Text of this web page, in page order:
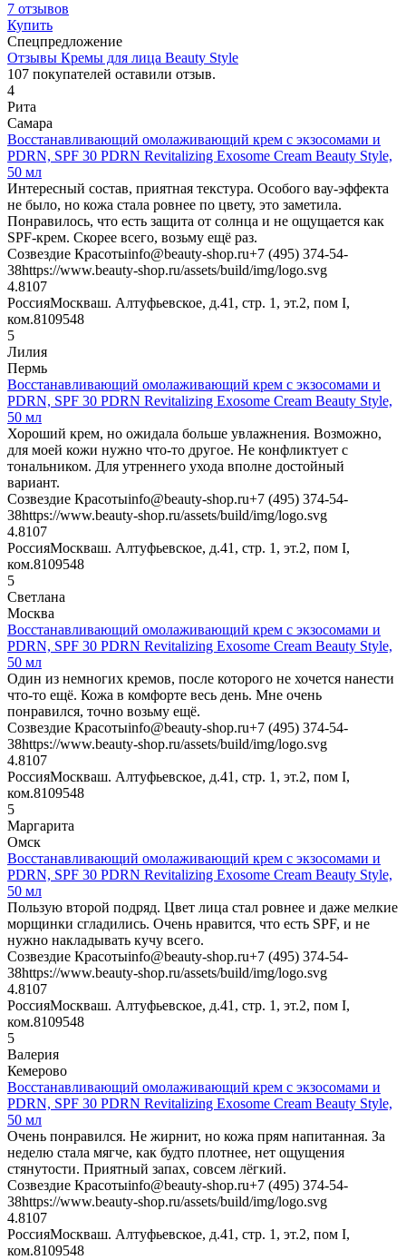
7 отзывов
Купить
Спецпредложение
Отзывы Кремы для лица Beauty Style
107 покупателей оставили отзыв.
4
Рита
Самара
Восстанавливающий омолаживающий крем с экзосомами и
PDRN, SPF 30 PDRN Revitalizing Exosome Cream Beauty Style,
50 мл
Интересный состав, приятная текстура. Особого вау-эффекта
не было, но кожа стала ровнее по цвету, это заметила.
Понравилось, что есть защита от солнца и не ощущается как
SPF-крем. Скорее всего, возьму ещё раз.
Созвездие Красотыinfo@beauty-shop.ru+7 (495) 374-54-
38https://www.beauty-shop.ru/assets/build/img/logo.svg
4.8107
РоссияМоскваш. Алтуфьевское, д.41, стр. 1, эт.2, пом I,
ком.8109548
5
Лилия
Пермь
Восстанавливающий омолаживающий крем с экзосомами и
PDRN, SPF 30 PDRN Revitalizing Exosome Cream Beauty Style,
50 мл
Хороший крем, но ожидала больше увлажнения. Возможно,
для моей кожи нужно что-то другое. Не конфликтует с
тональником. Для утреннего ухода вполне достойный
вариант.
Созвездие Красотыinfo@beauty-shop.ru+7 (495) 374-54-
38https://www.beauty-shop.ru/assets/build/img/logo.svg
4.8107
РоссияМоскваш. Алтуфьевское, д.41, стр. 1, эт.2, пом I,
ком.8109548
5
Светлана
Москва
Восстанавливающий омолаживающий крем с экзосомами и
PDRN, SPF 30 PDRN Revitalizing Exosome Cream Beauty Style,
50 мл
Один из немногих кремов, после которого не хочется нанести
что-то ещё. Кожа в комфорте весь день. Мне очень
понравился, точно возьму ещё.
Созвездие Красотыinfo@beauty-shop.ru+7 (495) 374-54-
38https://www.beauty-shop.ru/assets/build/img/logo.svg
4.8107
РоссияМоскваш. Алтуфьевское, д.41, стр. 1, эт.2, пом I,
ком.8109548
5
Маргарита
Омск
Восстанавливающий омолаживающий крем с экзосомами и
PDRN, SPF 30 PDRN Revitalizing Exosome Cream Beauty Style,
50 мл
Пользую второй подряд. Цвет лица стал ровнее и даже мелкие
морщинки сгладились. Очень нравится, что есть SPF, и не
нужно накладывать кучу всего.
Созвездие Красотыinfo@beauty-shop.ru+7 (495) 374-54-
38https://www.beauty-shop.ru/assets/build/img/logo.svg
4.8107
РоссияМоскваш. Алтуфьевское, д.41, стр. 1, эт.2, пом I,
ком.8109548
5
Валерия
Кемерово
Восстанавливающий омолаживающий крем с экзосомами и
PDRN, SPF 30 PDRN Revitalizing Exosome Cream Beauty Style,
50 мл
Очень понравился. Не жирнит, но кожа прям напитанная. За
неделю стала мягче, как будто плотнее, нет ощущения
стянутости. Приятный запах, совсем лёгкий.
Созвездие Красотыinfo@beauty-shop.ru+7 (495) 374-54-
38https://www.beauty-shop.ru/assets/build/img/logo.svg
4.8107
РоссияМоскваш. Алтуфьевское, д.41, стр. 1, эт.2, пом I,
ком.8109548